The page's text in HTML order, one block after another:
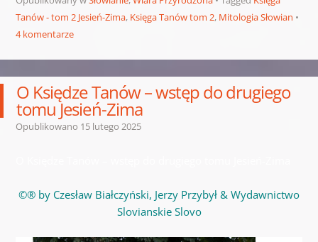
Tanów - tom 2 Jesień-Zima, Księga Tanów tom 2, Mitologia Słowian
4 komentarze
O Księdze Tanów – wstęp do drugiego
tomu Jesień-Zima
Opublikowano 15 lutego 2025
©® by Czesław Białczyński, Jerzy Przybył & Wydawnictwo
Slovianskie Slovo